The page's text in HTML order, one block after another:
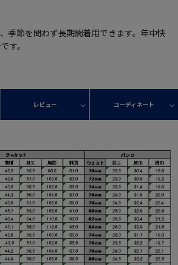
季節を問わず長期間着用できます。年中快
す。
レビュー コーディネート